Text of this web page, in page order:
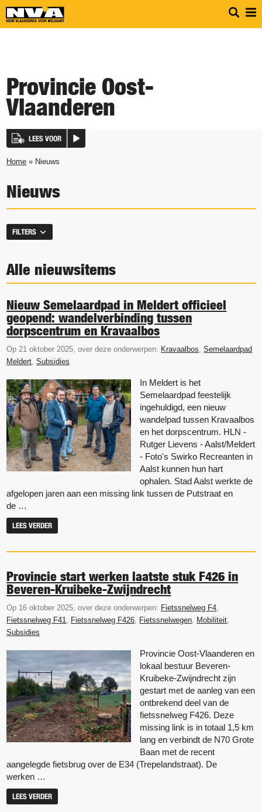
Provincie Oost-
Vlaanderen
LEES VOOR
Home » Nieuws
Nieuws
FILTERS
Alle nieuwsitems
Nieuw Semelaardpad in Meldert officieel
geopend: wandelverbinding tussen
dorpscentrum en Kravaalbos
Op 21 oktober 2025, over deze onderwerpen: Kravaalbos ,Semelaardpad
Meldert ,Subsidies
In Meldert is het
Semelaardpad feestelijk
ingehuldigd, een nieuw
wandelpad tussen Kravaalbos
en het dorpscentrum. HLN -
Rutger Lievens - Aalst/Meldert
- Foto's Swirko Recreanten in
Aalst kunnen hun hart
ophalen. Stad Aalst werkte de
afgelopen jaren aan een missing link tussen de Putstraat en
de …
LEES VERDER
Provincie start werken laatste stuk F426 in
Beveren-Kruibeke-Zwijndrecht
Op 16 oktober 2025, over deze onderwerpen: Fietssnelweg F4
Fietssnelweg F41
Fietssnelweg F426 Fietssnelwegen Mobiliteit
Subsidies
Provincie Oost-Vlaanderen en
lokaal bestuur Beveren-
Kruibeke-Zwijndrecht zijn
gestart met de aanleg van een
ontbrekend deel van de
fietssnelweg F426. Deze
missing link is in totaal 1,5 km
lang en verbindt de N70 Grote
Baan met de recent
aangelegde fietsbrug over de E34 (Trepelandstraat). De
werken …
LEES VERDER